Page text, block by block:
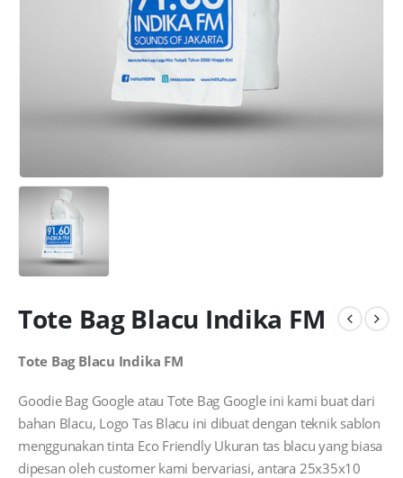
Tote Bag Blacu Indika FM
Tote Bag Blacu Indika FM
Goodie Bag Google atau Tote Bag Google ini kami buat dari
bahan Blacu, Logo Tas Blacu ini dibuat dengan teknik sablon
menggunakan tinta Eco Friendly Ukuran tas blacu yang biasa
dipesan oleh customer kami bervariasi, antara 25x35x10